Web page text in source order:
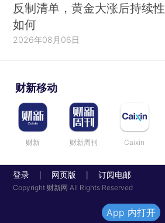
反制清单，黄金大涨后持续性
如何
2026年08月06日
财新移动
财新 财新周刊 Caixin
登录 网页版 订阅电邮
Copyright 财新网 All Rights Reserved
App 内打开